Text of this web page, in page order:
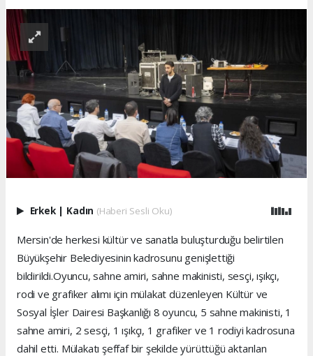
Erkek | Kadın (Haberi Sesli Oku)
Mersin'de herkesi kültür ve sanatla buluşturduğu belirtilen
Büyükşehir Belediyesinin kadrosunu genişlettiği
bildirildi.Oyuncu, sahne amiri, sahne makinisti, sesçi, ışıkçı,
rodi ve grafiker alımı için mülakat düzenleyen Kültür ve
Sosyal İşler Dairesi Başkanlığı 8 oyuncu, 5 sahne makinisti, 1
sahne amiri, 2 sesçi, 1 ışıkçı, 1 grafiker ve 1 rodiyi kadrosuna
dahil etti. Mülakatı şeffaf bir şekilde yürüttüğü aktarılan